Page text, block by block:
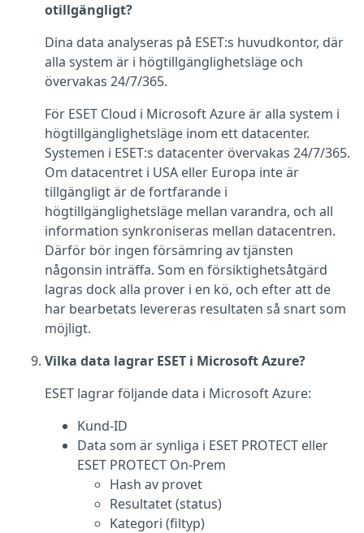
otillgängligt?
Dina data analyseras på ESET:s huvudkontor, där
alla system är i högtillgänglighetsläge och
övervakas 24/7/365.
För ESET Cloud i Microsoft Azure är alla system i
högtillgänglighetsläge inom ett datacenter.
Systemen i ESET:s datacenter övervakas 24/7/365.
Om datacentret i USA eller Europa inte är
tillgängligt är de fortfarande i
högtillgänglighetsläge mellan varandra, och all
information synkroniseras mellan datacentren.
Därför bör ingen försämring av tjänsten
någonsin inträffa. Som en försiktighetsåtgärd
lagras dock alla prover i en kö, och efter att de
har bearbetats levereras resultaten så snart som
möjligt.
Vilka data lagrar ESET i Microsoft Azure?
ESET lagrar följande data i Microsoft Azure:
Kund-ID
Data som är synliga i ESET PROTECT eller
ESET PROTECT On-Prem
Hash av provet
Resultatet (status)
Kategori (filtyp)